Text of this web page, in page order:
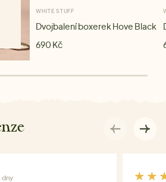
WHITE STUFF
Dvojbalení boxerek Hove Black
690 Kč
dny